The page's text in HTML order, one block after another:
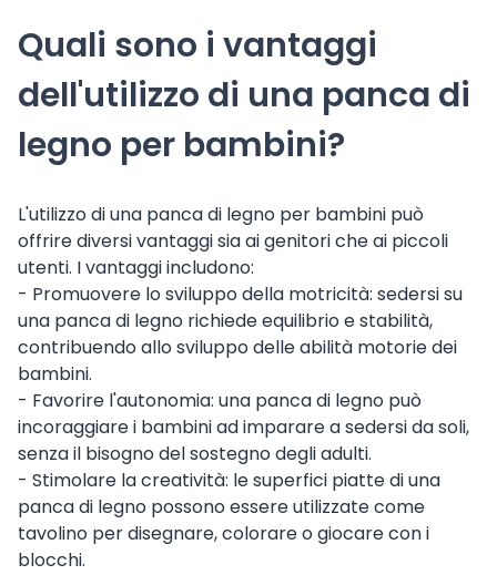
Quali sono i vantaggi
dell'utilizzo di una panca di
legno per bambini?
L'utilizzo di una panca di legno per bambini può
offrire diversi vantaggi sia ai genitori che ai piccoli
utenti. I vantaggi includono:
- Promuovere lo sviluppo della motricità: sedersi su
una panca di legno richiede equilibrio e stabilità,
contribuendo allo sviluppo delle abilità motorie dei
bambini.
- Favorire l'autonomia: una panca di legno può
incoraggiare i bambini ad imparare a sedersi da soli,
senza il bisogno del sostegno degli adulti.
- Stimolare la creatività: le superfici piatte di una
panca di legno possono essere utilizzate come
tavolino per disegnare, colorare o giocare con i
blocchi.